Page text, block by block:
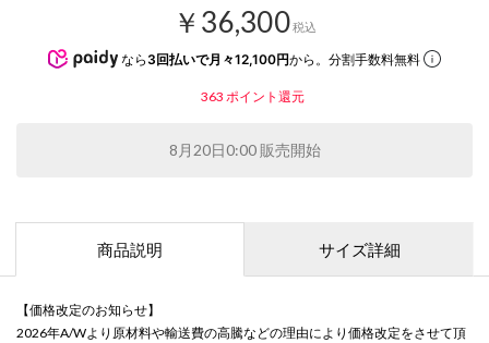
￥36,300税込
なら 3回払いで月々12,100円から。分割手数料無料
363 ポイント還元
8月20日0:00 販売開始
商品説明 サイズ詳細
【価格改定のお知らせ】
2026年A/Wより原材料や輸送費の高騰などの理由により価格改定をさせて頂